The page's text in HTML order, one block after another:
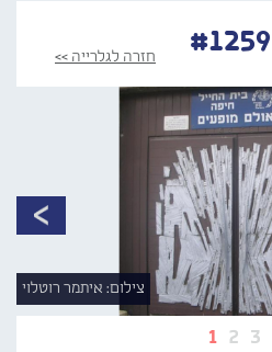
חזרה לגלרייה >>
1 2 3
צילום: איתמר רוטלוי